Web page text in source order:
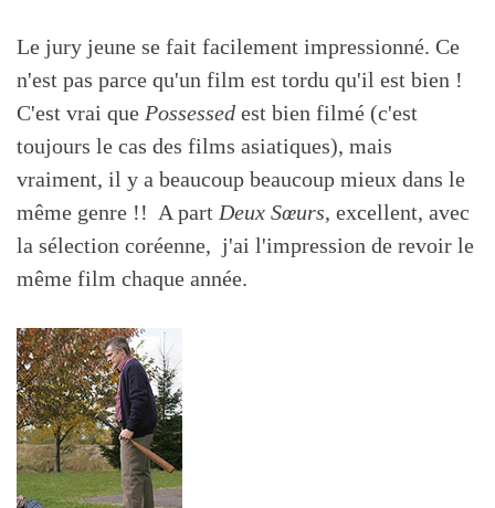
Le jury jeune se fait facilement impressionné. Ce
n'est pas parce qu'un film est tordu qu'il est bien !
C'est vrai que Possessed est bien filmé (c'est
toujours le cas des films asiatiques), mais
vraiment, il y a beaucoup beaucoup mieux dans le
même genre !! A part Deux Sœurs, excellent, avec
la sélection coréenne, j'ai l'impression de revoir le
même film chaque année.